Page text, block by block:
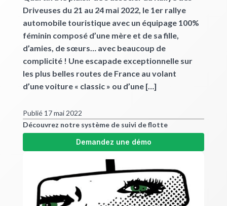
Driveuses du 21 au 24 mai 2022, le 1er rallye
automobile touristique avec un équipage 100%
féminin composé d’une mère et de sa fille,
d’amies, de sœurs… avec beaucoup de
complicité ! Une escapade exceptionnelle sur
les plus belles routes de France au volant
d’une voiture « classic » ou d’une […]
Publié 17 mai 2022
Découvrez notre système de suivi de flotte
Demandez une démo